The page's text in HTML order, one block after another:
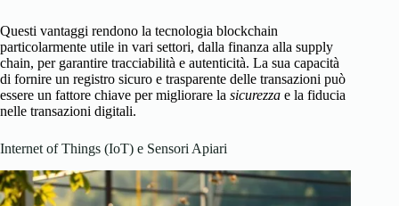
Questi vantaggi rendono la tecnologia blockchain
particolarmente utile in vari settori, dalla finanza alla supply
chain, per garantire tracciabilità e autenticità. La sua capacità
di fornire un registro sicuro e trasparente delle transazioni può
essere un fattore chiave per migliorare la sicurezza e la fiducia
nelle transazioni digitali.
Internet of Things (IoT) e Sensori Apiari